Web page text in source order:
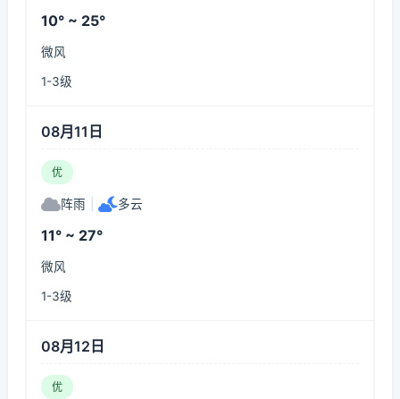
10° ~ 25°
微风
1-3级
08月11日
优
阵雨 多云
11° ~ 27°
微风
1-3级
08月12日
优